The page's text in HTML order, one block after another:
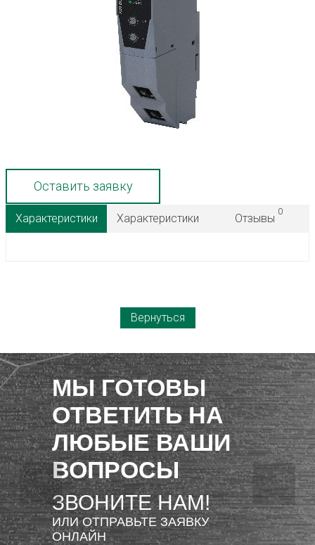
Оставить заявку
Характеристики Характеристики Отзывы
0
Вернуться
МЫ ГОТОВЫ
ОТВЕТИТЬ НА
ЛЮБЫЕ ВАШИ
ВОПРОСЫ
ЗВОНИТЕ НАМ!
ИЛИ ОТПРАВЬТЕ ЗАЯВКУ
ОНЛАЙН